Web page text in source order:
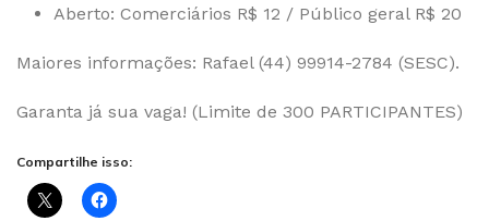
Aberto: Comerciários R$ 12 / Público geral R$ 20
Maiores informações: Rafael (44) 99914-2784 (SESC).
Garanta já sua vaga! (Limite de 300 PARTICIPANTES)
Compartilhe isso: